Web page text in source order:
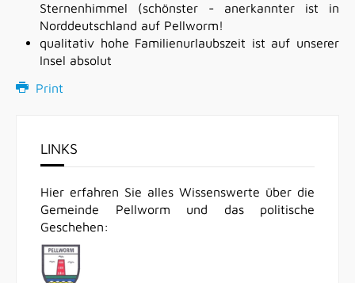
Sternenhimmel (schönster
- anerkannter ist in
Norddeutschland auf Pellworm!
qualitativ hohe Familienurlaubszeit ist auf unserer
Insel absolut
Print
LINKS
Hier erfahren Sie alles Wissenswerte über die
Gemeinde Pellworm und das politische
Geschehen: